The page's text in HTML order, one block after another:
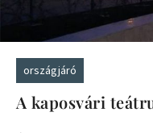
országjáró
A kaposvári